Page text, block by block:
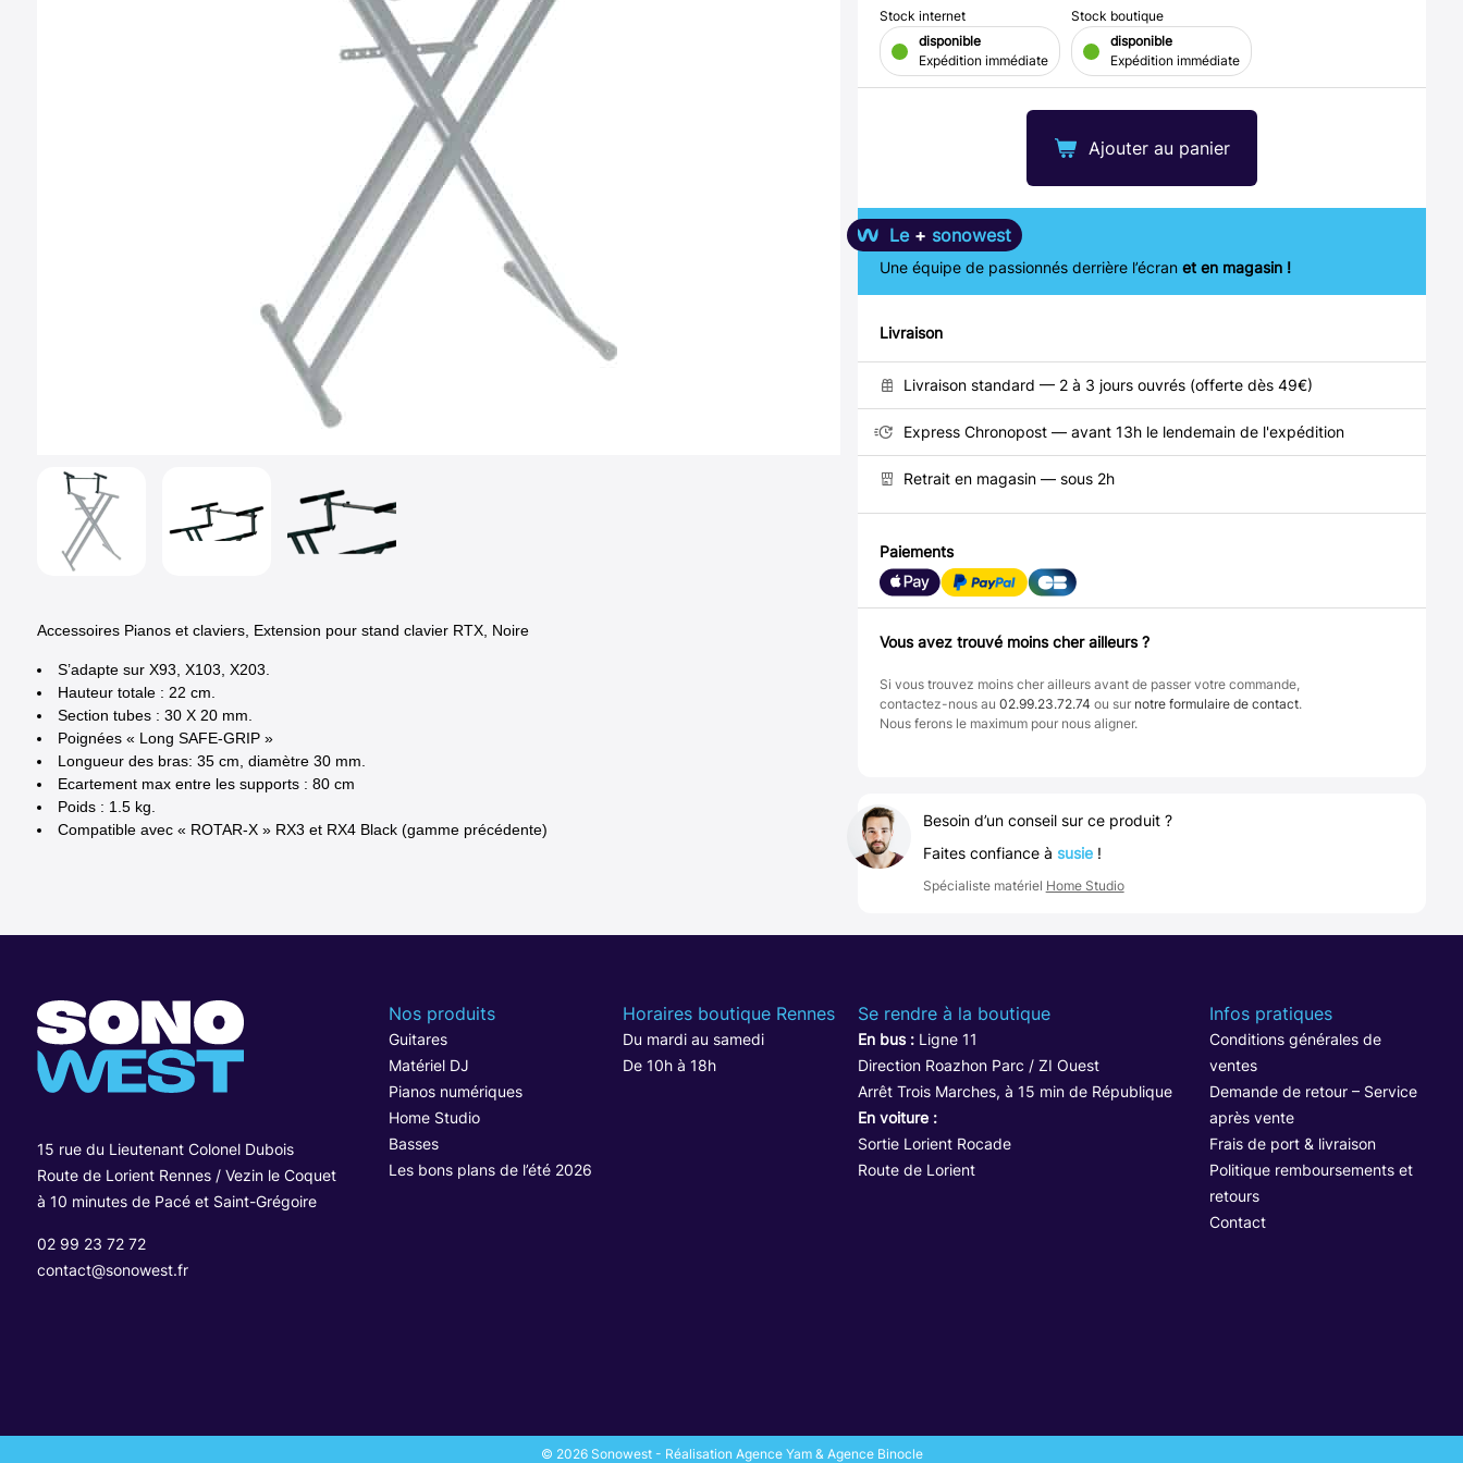
Accessoires Pianos et claviers, Extension pour stand clavier RTX, Noire
S’adapte sur X93, X103, X203.
Hauteur totale : 22 cm.
Section tubes : 30 X 20 mm.
Poignées « Long SAFE-GRIP »
Longueur des bras: 35 cm, diamètre 30 mm.
Ecartement max entre les supports : 80 cm
Poids : 1.5 kg.
Compatible avec « ROTAR-X » RX3 et RX4 Black (gamme précédente)
Ajouter au panier
Stock internet
disponible
Expédition immédiate
Stock boutique
disponible
Expédition immédiate
Le + sonowest
Une équipe de passionnés derrière l’écran et en magasin !
Livraison
Livraison standard — 2 à 3 jours ouvrés (offerte dès 49€)
Express Chronopost — avant 13h le lendemain de l'expédition
Retrait en magasin — sous 2h
Paiements
Vous avez trouvé moins cher ailleurs ?
Si vous trouvez moins cher ailleurs avant de passer votre commande,
contactez-nous au 02.99.23.72.74 ou sur notre formulaire de contact.
Nous ferons le maximum pour nous aligner.
Besoin d’un conseil sur ce produit ?
Faites confiance à susie!
Spécialiste matériel Home Studio
15 rue du Lieutenant Colonel Dubois
Route de Lorient Rennes / Vezin le Coquet
à 10 minutes de Pacé et Saint-Grégoire
02 99 23 72 72
contact@sonowest.fr
Nos produits
Guitares
Matériel DJ
Pianos numériques
Home Studio
Basses
Les bons plans de l’été 2026
Horaires boutique Rennes
Du mardi au samedi
De 10h à 18h
Se rendre à la boutique
En bus :Ligne 11
Direction Roazhon Parc / ZI Ouest
Arrêt Trois Marches, à 15 min de République
En voiture :
Sortie Lorient Rocade
Route de Lorient
Infos pratiques
Conditions générales de
ventes
Demande de retour – Service
après vente
Frais de port & livraison
Politique remboursements et
retours
Contact
© 2026 Sonowest - Réalisation Agence Yam & Agence Binocle